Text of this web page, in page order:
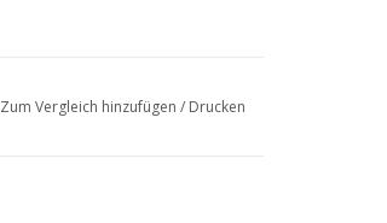
Zum Vergleich hinzufügen / Drucken